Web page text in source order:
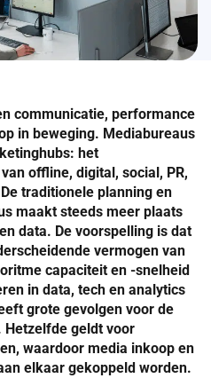
communicatie, performance
in beweging. Mediabureaus
het
offline, digital, social, PR,
traditionele planning en
maakt steeds meer plaats
data. De voorspelling is dat
vermogen van
capaciteit en -snelheid
in data, tech en analytics
grote gevolgen voor de
geldt voor
waardoor media inkoop en
elkaar gekoppeld worden.